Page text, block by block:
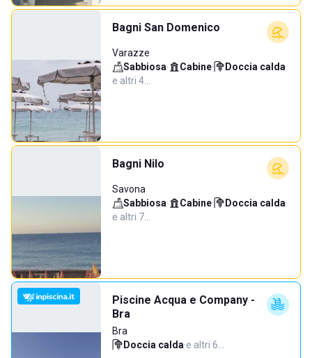
Bagni San Domenico
Varazze
Sabbiosa· Cabine· Doccia calda·
e altri 4…
Bagni Nilo
Savona
Sabbiosa· Cabine· Doccia calda·
e altri 7…
Piscine Acqua e Company -
Bra
Bra
Doccia calda·e altri 6…